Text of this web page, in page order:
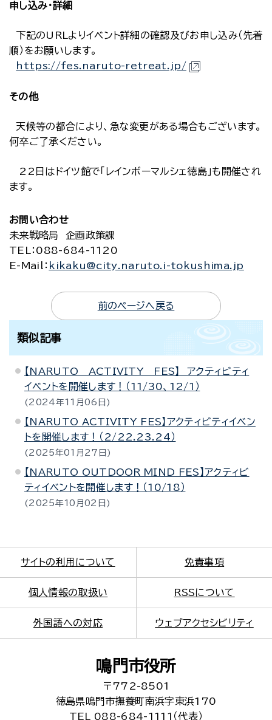
申し込み・詳細
下記のURLよりイベント詳細の確認及びお申し込み（先着
順）をお願いします。
https://fes.naruto-retreat.jp/
その他
天候等の都合により、急な変更がある場合もございます。
何卒ご了承ください。
22日はドイツ館で「レインボーマルシェ徳島」も開催され
ます。
お問い合わせ
未来戦略局 企画政策課
TEL
：088-684-1120
E-Mail
： kikaku@city.naruto.i-tokushima.jp
前のページへ戻る
類似記事
【NARUTO ACTIVITY FES】 アクティビティ
イベントを開催します！（11/30、12/1）
2024年11月06日
【NARUTO ACTIVITY FES】アクティビティイベン
トを開催します！（2/22.23.24）
2025年01月27日
【NARUTO OUTDOOR MIND FES】アクティビ
ティイベントを開催します！（10/18）
2025年10月02日
サイトの利用について 免責事項
個人情報の取扱い RSSについて
外国語への対応 ウェブアクセシビリティ
鳴門市役所
〒772-8501
徳島県鳴門市撫養町南浜字東浜170
TEL 088-684-1111（代表）